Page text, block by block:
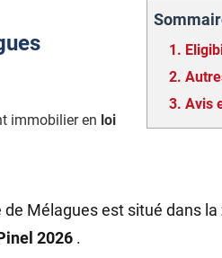
1.
2.
3. Avis
immobilier en loi
Mélagues est situé dans la
2026 .